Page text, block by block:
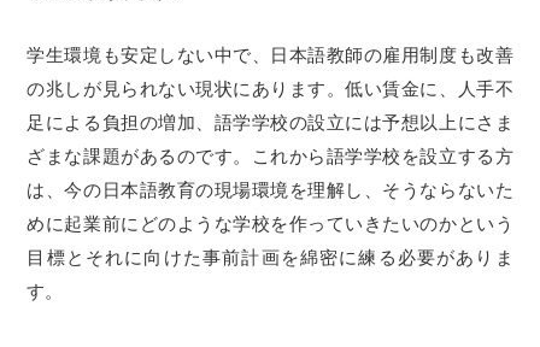
学生環境も安定しない中で、日本語教師の雇用制度も改善
の兆しが見られない現状にあります。低い賃金に、人手不
足による負担の増加、語学学校の設立には予想以上にさま
ざまな課題があるのです。これから語学学校を設立する方
は、今の日本語教育の現場環境を理解し、そうならないた
めに起業前にどのような学校を作っていきたいのかという
目標とそれに向けた事前計画を綿密に練る必要がありま
す。